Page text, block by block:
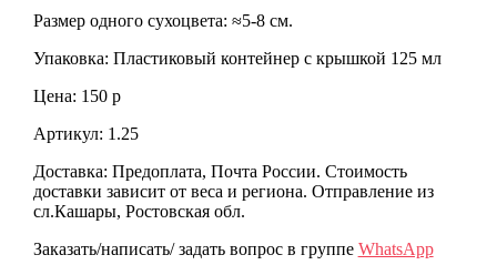
Размер одного сухоцвета: ≈5-8 см.
Упаковка: Пластиковый контейнер с крышкой 125 мл
Цена: 150 р
Артикул: 1.25
Доставка: Предоплата, Почта России. Стоимость
доставки зависит от веса и региона. Отправление из
сл.Кашары, Ростовская обл.
Заказать/написать/ задать вопрос в группе WhatsApp